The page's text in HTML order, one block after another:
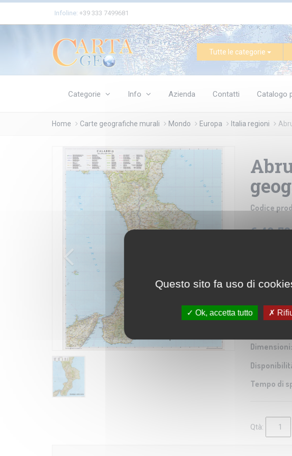
Infoline: +39 333 7499681
Tutte le categorie
Categorie Info Azienda Contatti Catalogo
Home Carte geografiche murali Mondo Europa Italia regioni
Codice
€ 49,50
Categoria:
Scala:
Dimensioni:
Tempo di
Qtà:
Cookies management panel
Questo sito fa uso di
Ok, accetta tutto